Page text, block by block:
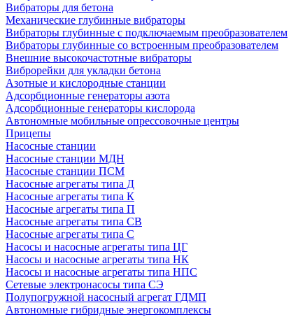
Вибраторы для бетона
Механические глубинные вибраторы
Вибраторы глубинные с подключаемым преобразователем
Вибраторы глубинные со встроенным преобразователем
Внешние высокочастотные вибраторы
Виброрейки для укладки бетона
Азотные и кислородные станции
Адсорбционные генераторы азота
Адсорбционные генераторы кислорода
Автономные мобильные опрессовочные центры
Прицепы
Насосные станции
Насосные станции МДН
Насосные станции ПСМ
Насосные агрегаты типа Д
Насосные агрегаты типа К
Насосные агрегаты типа П
Насосные агрегаты типа СВ
Насосные агрегаты типа С
Насосы и насосные агрегаты типа ЦГ
Насосы и насосные агрегаты типа НК
Насосы и насосные агрегаты типа НПС
Сетевые электронасосы типа СЭ
Полупогружной насосный агрегат ГДМП
Автономные гибридные энергокомплексы